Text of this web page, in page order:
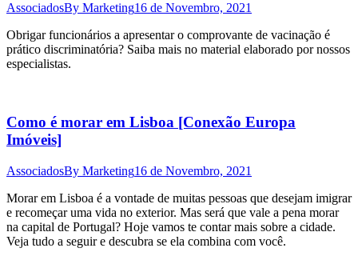
AssociadosBy Marketing16 de Novembro, 2021
Obrigar funcionários a apresentar o comprovante de vacinação é
prático discriminatória? Saiba mais no material elaborado por nossos
especialistas.
Como é morar em Lisboa [Conexão Europa
Imóveis]
AssociadosBy Marketing16 de Novembro, 2021
Morar em Lisboa é a vontade de muitas pessoas que desejam imigrar
e recomeçar uma vida no exterior. Mas será que vale a pena morar
na capital de Portugal? Hoje vamos te contar mais sobre a cidade.
Veja tudo a seguir e descubra se ela combina com você.